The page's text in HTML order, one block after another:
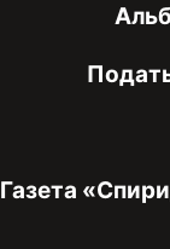
Газета